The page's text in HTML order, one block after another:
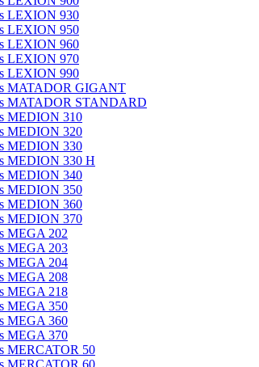
LEXION 930
LEXION 950
LEXION 960
LEXION 970
LEXION 990
MATADOR GIGANT
MATADOR STANDARD
MEDION 310
MEDION 320
MEDION 330
MEDION 330 H
MEDION 340
MEDION 350
MEDION 360
MEDION 370
MEGA 202
MEGA 203
MEGA 204
MEGA 208
MEGA 218
MEGA 350
MEGA 360
MEGA 370
MERCATOR 50
MERCATOR 60